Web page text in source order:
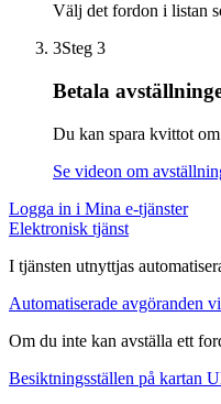
Välj det fordon i listan
3Steg 3
Betala
Du kan spara kvittot
Se videon om
Logga in i Mina e-tjänster
Elektronisk tjänst
I tjänsten utnyttjas
Automatiserade avgöranden
Om du inte kan avställa ett
Besiktningsställen på kartan